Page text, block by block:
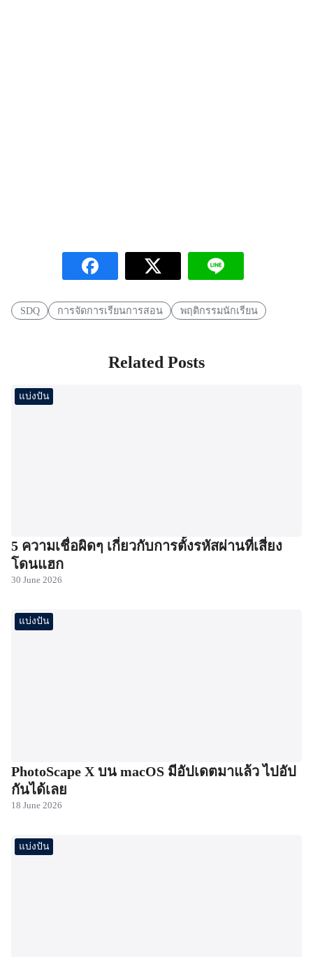
SDQ การจัดการเรียนการสอน พฤติกรรมนักเรียน
Related Posts
แบ่งปัน
5 ความเชื่อผิดๆ เกี่ยวกับการตั้งรหัสผ่านที่เสี่ยง
โดนแฮก
30 June 2026
แบ่งปัน
PhotoScape X บน macOS มีอัปเดตมาแล้ว ไปอัป
กันได้เลย
18 June 2026
แบ่งปัน